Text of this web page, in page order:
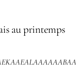
au printemps